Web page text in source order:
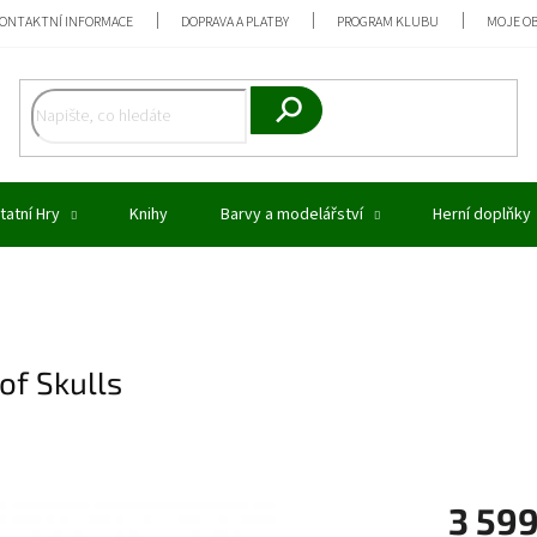
INFORMACE DOPRAVA A PLATBY PROGRAM KLUBU MOJE
Hry Knihy Barvy a modelářství Herní doplňky
Skulls
3